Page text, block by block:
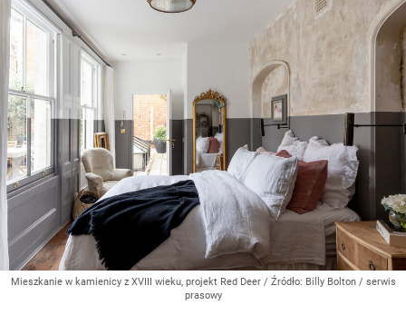
Mieszkanie w kamienicy z XVIII wieku, projekt Red Deer / Źródło: Billy Bolton / serwis
prasowy